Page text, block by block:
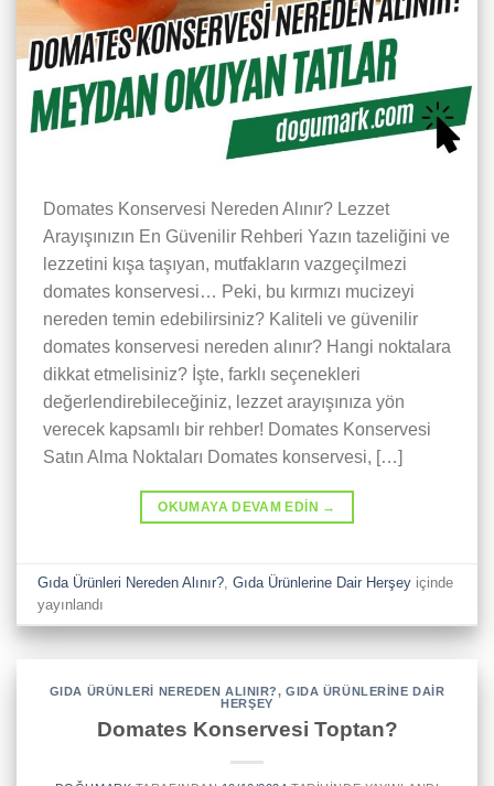
Domates Konservesi Nereden Alınır? Lezzet
Arayışınızın En Güvenilir Rehberi Yazın tazeliğini ve
lezzetini kışa taşıyan, mutfakların vazgeçilmezi
domates konservesi… Peki, bu kırmızı mucizeyi
nereden temin edebilirsiniz? Kaliteli ve güvenilir
domates konservesi nereden alınır? Hangi noktalara
dikkat etmelisiniz? İşte, farklı seçenekleri
değerlendirebileceğiniz, lezzet arayışınıza yön
verecek kapsamlı bir rehber! Domates Konservesi
Satın Alma Noktaları Domates konservesi, […]
OKUMAYA DEVAM EDIN →
Gıda Ürünleri Nereden Alınır? ,Gıda Ürünlerine Dair Herşey içinde
yayınlandı
GIDA ÜRÜNLERI NEREDEN ALINIR?,GIDA ÜRÜNLERINE DAIR
HERŞEY
Domates Konservesi Toptan?